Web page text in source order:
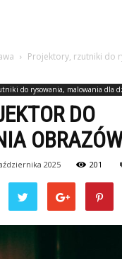
Projektory, rzutniki do
do rysowania, malowania dla
DO
2025 201